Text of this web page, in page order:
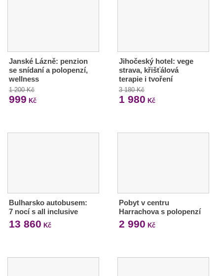
Janské Lázně: penzion
se snídaní a polopenzí,
wellness
1 200 Kč
999 Kč
Jihočeský hotel: vege
strava, křišťálová
terapie i tvoření
3 180 Kč
1 980 Kč
Bulharsko autobusem:
7 nocí s all inclusive
13 860 Kč
Pobyt v centru
Harrachova s polopenzí
2 990 Kč